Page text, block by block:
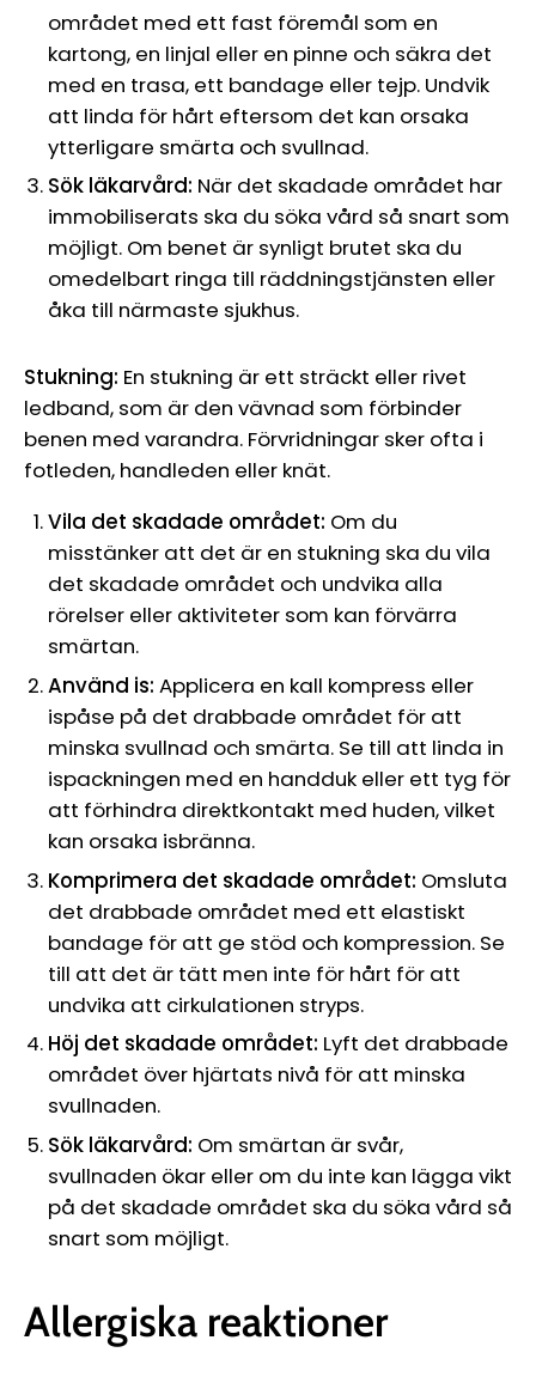
området med ett fast föremål som en
kartong, en linjal eller en pinne och säkra det
med en trasa, ett bandage eller tejp. Undvik
att linda för hårt eftersom det kan orsaka
ytterligare smärta och svullnad.
Sök läkarvård: När det skadade området har
immobiliserats ska du söka vård så snart som
möjligt. Om benet är synligt brutet ska du
omedelbart ringa till räddningstjänsten eller
åka till närmaste sjukhus.
Stukning: En stukning är ett sträckt eller rivet
ledband, som är den vävnad som förbinder
benen med varandra. Förvridningar sker ofta i
fotleden, handleden eller knät.
Vila det skadade området: Om du
misstänker att det är en stukning ska du vila
det skadade området och undvika alla
rörelser eller aktiviteter som kan förvärra
smärtan.
Använd is: Applicera en kall kompress eller
ispåse på det drabbade området för att
minska svullnad och smärta. Se till att linda in
ispackningen med en handduk eller ett tyg för
att förhindra direktkontakt med huden, vilket
kan orsaka isbränna.
Komprimera det skadade området: Omsluta
det drabbade området med ett elastiskt
bandage för att ge stöd och kompression. Se
till att det är tätt men inte för hårt för att
undvika att cirkulationen stryps.
Höj det skadade området: Lyft det drabbade
området över hjärtats nivå för att minska
svullnaden.
Sök läkarvård: Om smärtan är svår,
svullnaden ökar eller om du inte kan lägga vikt
på det skadade området ska du söka vård så
snart som möjligt.
Allergiska reaktioner